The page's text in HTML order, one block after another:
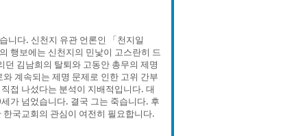
니다. 신천지 유관 언론인 「천지일
행보에는 신천지의 민낯이 고스란히 드
김남희의 탈퇴와 고동안 총무의 제명
계속되는 제명 문제로 인한 고위 간부
접 나섰다는 분석이 지배적입니다. 대
가 넘었습니다. 결국 그는 죽습니다. 후
국교회의 관심이 여전히 필요합니다.